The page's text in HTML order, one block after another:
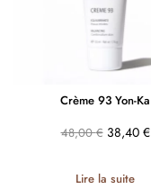
Crème 93 Yon-Ka
48,00€ 38,40 €
Lire la suite